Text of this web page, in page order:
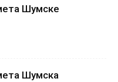
Шумске
Шумска